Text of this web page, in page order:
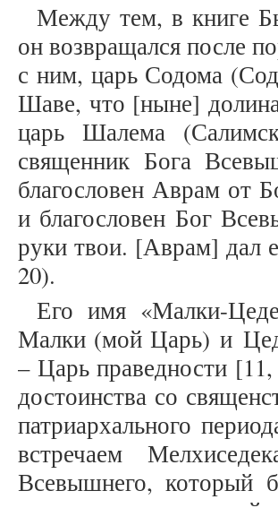
Между тем, в книге
он возвращался после
с ним, царь Содома
Шаве, что [ныне]
царь Шалема
священник Бога
благословен Аврам от
и благословен Бог
руки твои. [Аврам] дал
20).
Его имя «Малки-
Малки (мой Царь) и
– Царь праведности
достоинства со
патриархального
встречаем
Всевышнего, который